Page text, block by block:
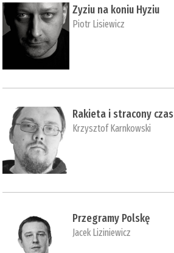
Zyziu na koniu Hyziu
Piotr Lisiewicz
Rakieta i stracony czas
Krzysztof Karnkowski
Przegramy Polskę
Jacek Liziniewicz